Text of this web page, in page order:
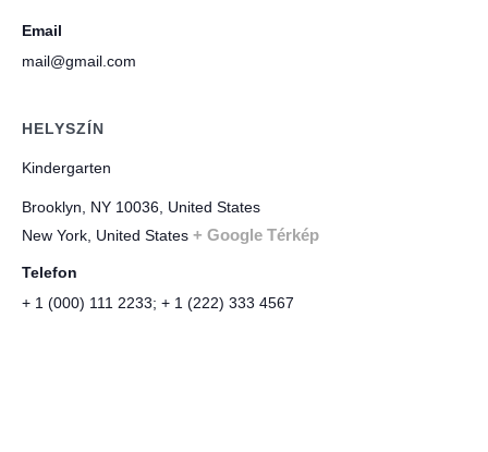
Email
mail@gmail.com
HELYSZÍN
Kindergarten
Brooklyn, NY 10036, United States
New York United States + Google Térkép
Telefon
+ 1 (000) 111 2233; + 1 (222) 333 4567